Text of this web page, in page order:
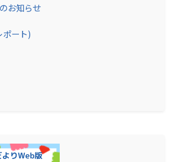
お知らせ
ポート)